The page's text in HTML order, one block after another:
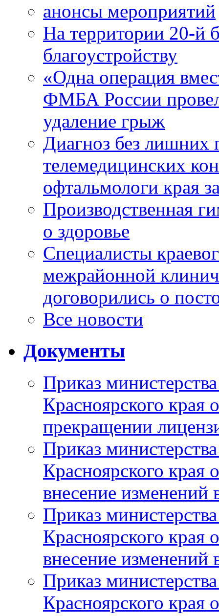
анонсы мероприятий
На территории 20-й
благоустройству
«Одна операция
ФМБА России
удаление грыж
Диагноз без лишних
телемедицинских
офтальмологи края
Производственная
о здоровье
Специалисты
межрайонной
договорились о
Все новости
Документы
Приказ
Красноярского
прекращении
Приказ
Красноярского
внесение изменений
Приказ
Красноярского
внесение изменений
Приказ
Красноярского